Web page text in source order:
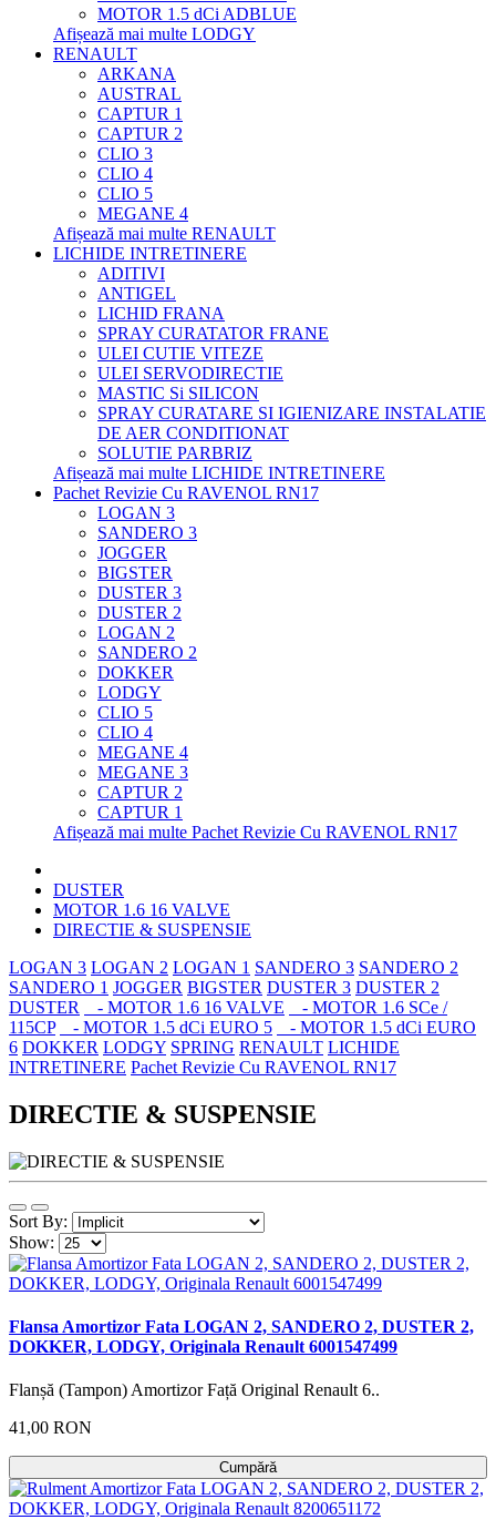
MOTOR 1.5 dCi ADBLUE
Afișează mai multe LODGY
RENAULT
ARKANA
AUSTRAL
CAPTUR 1
CAPTUR 2
CLIO 3
CLIO 4
CLIO 5
MEGANE 4
Afișează mai multe RENAULT
LICHIDE INTRETINERE
ADITIVI
ANTIGEL
LICHID FRANA
SPRAY CURATATOR FRANE
ULEI CUTIE VITEZE
ULEI SERVODIRECTIE
MASTIC Si SILICON
SPRAY CURATARE SI IGIENIZARE INSTALATIE
DE AER CONDITIONAT
SOLUTIE PARBRIZ
Afișează mai multe LICHIDE INTRETINERE
Pachet Revizie Cu RAVENOL RN17
LOGAN 3
SANDERO 3
JOGGER
BIGSTER
DUSTER 3
DUSTER 2
LOGAN 2
SANDERO 2
DOKKER
LODGY
CLIO 5
CLIO 4
MEGANE 4
MEGANE 3
CAPTUR 2
CAPTUR 1
Afișează mai multe Pachet Revizie Cu RAVENOL RN17
DUSTER
MOTOR 1.6 16 VALVE
DIRECTIE & SUSPENSIE
LOGAN 3 LOGAN 2 LOGAN 1 SANDERO 3 SANDERO 2
SANDERO 1 JOGGER BIGSTER DUSTER 3 DUSTER 2
DUSTER
- MOTOR 1.6 16 VALVE
- MOTOR 1.6 SCe /
115CP
- MOTOR 1.5 dCi EURO 5
- MOTOR 1.5 dCi EURO
6 DOKKER LODGY SPRING RENAULT LICHIDE
INTRETINERE Pachet Revizie Cu RAVENOL RN17
DIRECTIE & SUSPENSIE
Sort By:
Show:
Flansa Amortizor Fata LOGAN 2, SANDERO 2, DUSTER 2,
DOKKER, LODGY, Originala Renault 6001547499
Flanșă (Tampon) Amortizor Față Original Renault 6..
41,00 RON
Cumpără